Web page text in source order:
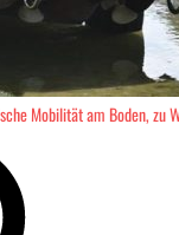
Mobilität am Boden, zu